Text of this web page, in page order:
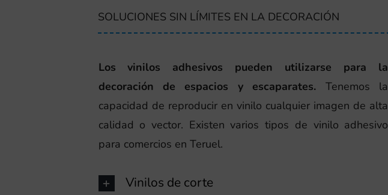
SOLUCIONES SIN LÍMITES EN LA DECORACIÓN
Los vinilos adhesivos pueden utilizarse para la
decoración de espacios y escaparates. Tenemos la
capacidad de reproducir en vinilo cualquier imagen de alta
calidad o vector. Existen varios tipos de vinilo adhesivo
para comercios en Teruel.
Vinilos de corte